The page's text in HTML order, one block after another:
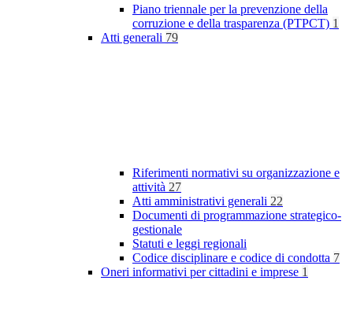
Piano triennale per la prevenzione della
corruzione e della trasparenza (PTPCT) 1
Atti generali 79
Riferimenti normativi su organizzazione e
attività 27
Atti amministrativi generali 22
Documenti di programmazione strategico-
gestionale
Statuti e leggi regionali
Codice disciplinare e codice di condotta 7
Oneri informativi per cittadini e imprese 1